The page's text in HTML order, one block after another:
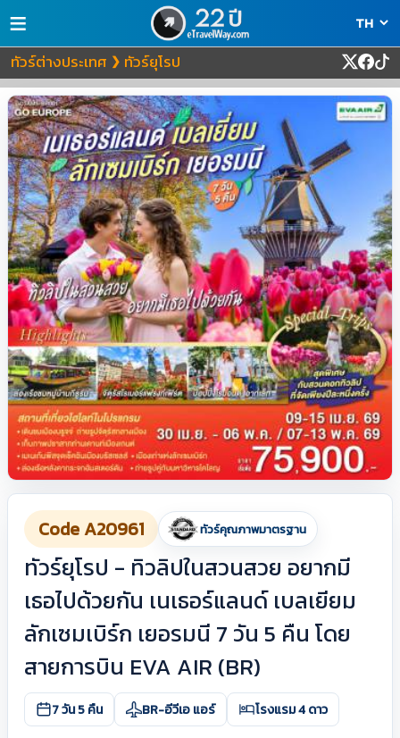
≡
ทัวร์ต่างประเทศ ❯ ทัวร์ยุโรป
Code A20961 ทัวร์คุณภาพมาตรฐาน
ทัวร์ยุโรป - ทิวลิปในสวนสวย อยากมี
เธอไปด้วยกัน เนเธอร์แลนด์ เบลเยียม
ลักเซมเบิร์ก เยอรมนี 7 วัน 5 คืน โดย
สายการบิน EVA AIR (BR)
7 วัน 5 คืน BR-อีวีเอ แอร์ โรงแรม 4 ดาว